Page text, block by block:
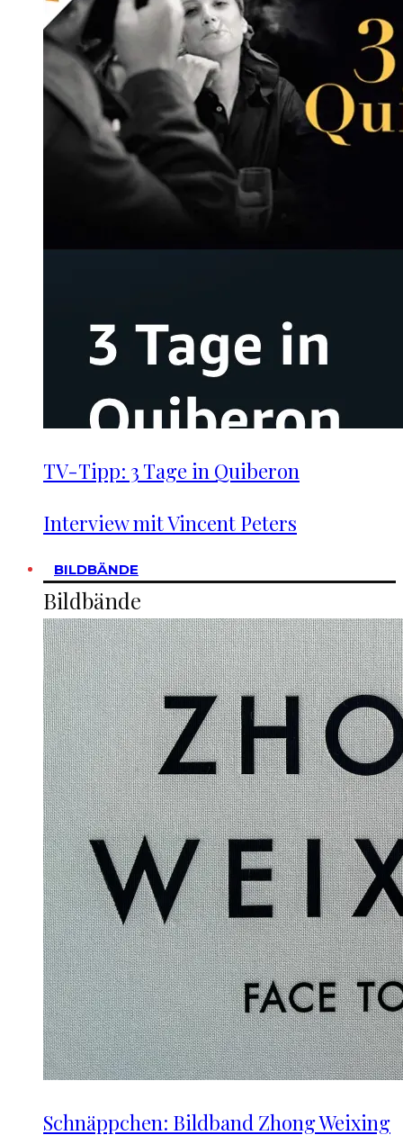
TV-Tipp: 3 Tage in Quiberon
Interview mit Vincent Peters
BILDBÄNDE
Bildbände
Schnäppchen: Bildband Zhong Weixing